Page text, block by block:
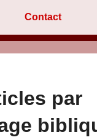
Contact
par